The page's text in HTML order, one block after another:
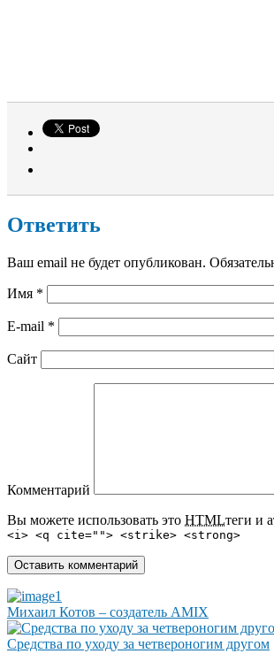
Ответить
Ваш email не будет опубликован.
Имя *
E-mail *
Сайт
Комментарий
Вы можете использовать это HTMLтеги и
<i> <q cite=""> <strike> <strong>
Михаил Котов – создатель AMIX
Средства по уходу за четвероногим другом